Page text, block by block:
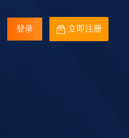
登录 立即注册